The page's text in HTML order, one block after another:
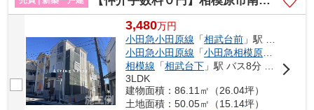
3,480万円
小田急小田原線 「相武台前 」駅 徒歩6分
小田急小田原線 「小田急相模原
相模線 「相武台下 」駅 バス8分 「相武台前駅」 停歩7分
3LDK
建物面積：86.11㎡（26.04坪）
土地面積：50.05㎡（15.14坪）